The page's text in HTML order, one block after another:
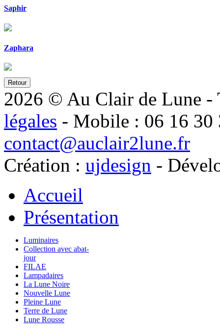
Saphir
Zaphara
Retour
2026 © Au Clair de Lune -
légales - Mobile : 06 16 30
contact@auclair2lune.fr
Création : ujdesign -
Accueil
Présentation
Luminaires
Collection avec abat-
jour
FILAE
Lampadaires
La Lune Noire
Nouvelle Lune
Pleine Lune
Terre de Lune
Lune Rousse